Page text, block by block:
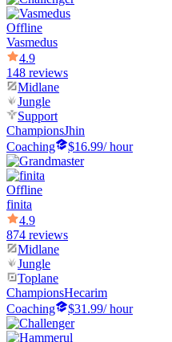
Offline
Vasmedus
4.9
148 reviews
Midlane
Jungle
Support
ChampionsJhin
Coaching
$16.99/ hour
Offline
finita
4.9
874 reviews
Midlane
Jungle
Toplane
ChampionsHecarim
Coaching
$31.99/ hour